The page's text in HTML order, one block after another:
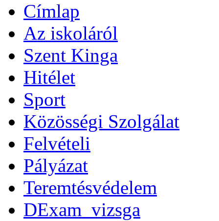
Címlap
Az iskoláról
Szent Kinga
Hitélet
Sport
Közösségi Szolgálat
Felvételi
Pályázat
Teremtésvédelem
DExam_vizsga